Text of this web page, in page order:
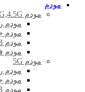
مودم
مودم 3G,4G,4.5G
مودم
مودم
مودم USB (دانگل – دینگل)
مودم
مودم 5G
مودم
مودم
مودم USB (دانگل – دینگل)